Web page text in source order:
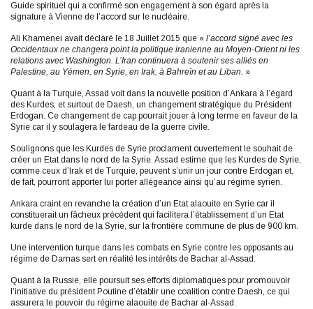
Guide spirituel qui a confirmé son engagement à son égard après la
signature à Vienne de l’accord sur le nucléaire.
Ali Khamenei avait déclaré le 18 Juillet 2015 que « l’accord signé avec les
Occidentaux ne changera point la politique iranienne au Moyen-Orient ni les
relations avec Washington. L’Iran continuera à soutenir ses alliés en
Palestine, au Yémen, en Syrie, en Irak, à Bahreïn et au Liban. »
Quant à la Turquie, Assad voit dans la nouvelle position d’Ankara à l’égard
des Kurdes, et surtout de Daesh, un changement stratégique du Président
Erdogan. Ce changement de cap pourrait jouer à long terme en faveur de la
Syrie car il y soulagera le fardeau de la guerre civile.
Soulignons que les Kurdes de Syrie proclament ouvertement le souhait de
créer un Etat dans le nord de la Syrie. Assad estime que les Kurdes de Syrie,
comme ceux d’Irak et de Turquie, peuvent s’unir un jour contre Erdogan et,
de fait, pourront apporter lui porter allégeance ainsi qu’au régime syrien.
Ankara craint en revanche la création d’un Etat alaouite en Syrie car il
constituerait un fâcheux précédent qui facilitera l’établissement d’un Etat
kurde dans le nord de la Syrie, sur la frontière commune de plus de 900 km.
Une intervention turque dans les combats en Syrie contre les opposants au
régime de Damas sert en réalité les intérêts de Bachar al-Assad.
Quant à la Russie, elle poursuit ses efforts diplomatiques pour promouvoir
l’initiative du président Poutine d’établir une coalition contre Daesh, ce qui
assurera le pouvoir du régime alaouite de Bachar al-Assad.